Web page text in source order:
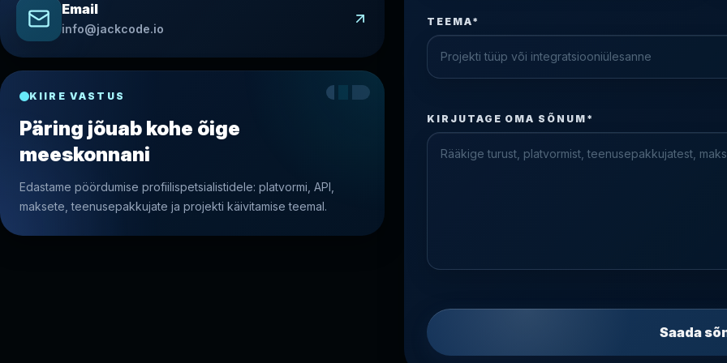
Email
info@jackcode.io
KIIRE VASTUS
Päring jõuab kohe õige
meeskonnani
Edastame pöördumise profiilispetsialistidele: platvormi, API,
maksete, teenusepakkujate ja projekti käivitamise teemal.
TEEMA*
Please fix the highlighted fields.
KIRJUTAGE OMA SÕNUM*
Saada